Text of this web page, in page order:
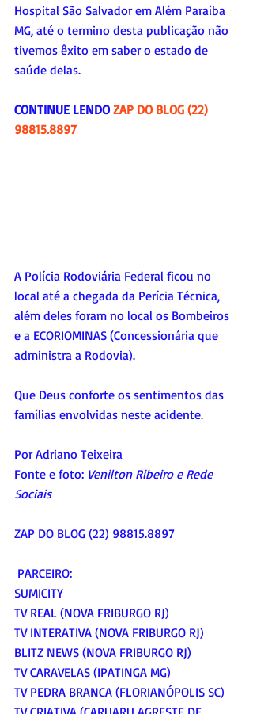
Hospital São Salvador em Além Paraíba
MG, até o termino desta publicação não
tivemos êxito em saber o estado de
saúde delas.
CONTINUE LENDO ZAP DO BLOG (22)
98815.8897
A Polícia Rodoviária Federal ficou no
local até a chegada da Perícia Técnica,
além deles foram no local os Bombeiros
e a ECORIOMINAS (Concessionária que
administra a Rodovia).
Que Deus conforte os sentimentos das
famílias envolvidas neste acidente.
Por Adriano Teixeira
Fonte e foto: Venilton Ribeiro e Rede
Sociais
ZAP DO BLOG (22) 98815.8897
PARCEIRO:
SUMICITY
TV REAL (NOVA FRIBURGO RJ)
TV INTERATIVA (NOVA FRIBURGO RJ)
BLITZ NEWS (NOVA FRIBURGO RJ)
TV CARAVELAS (IPATINGA MG)
TV PEDRA BRANCA (FLORIANÓPOLIS SC)